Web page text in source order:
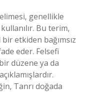
genellikle
Bu terim,
bir etkiden bağımsız
eder. Felsefi
düzene ya da
Tanrı doğada